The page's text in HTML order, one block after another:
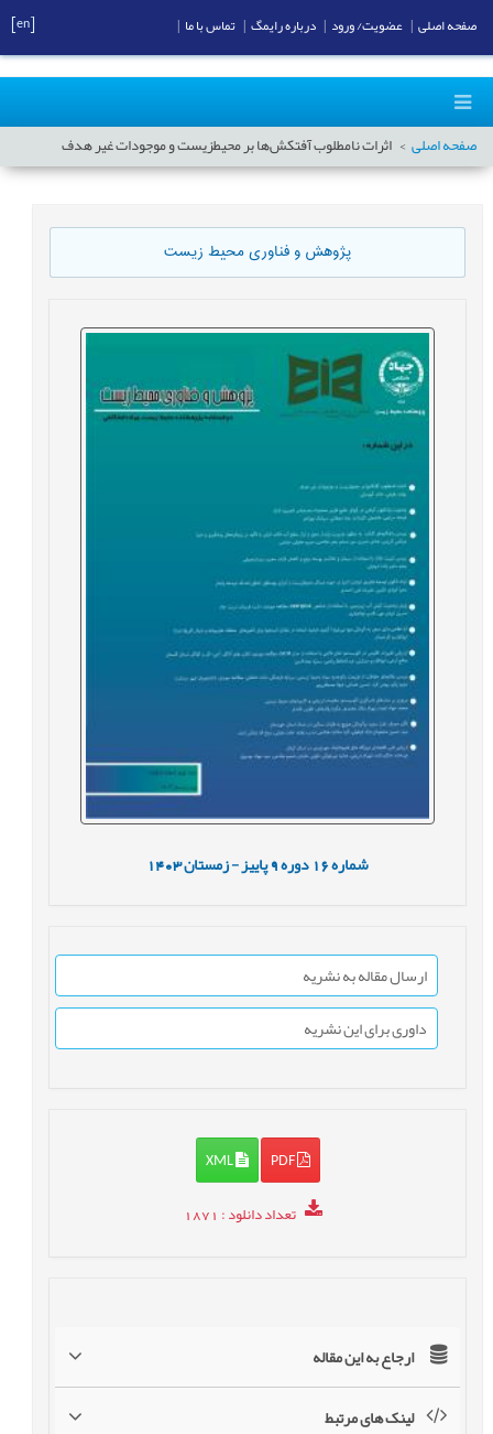
صفحه اصلی اثرات نامطلوب آفتکش‌ها بر محیطزیست و موجودات غیر هدف
پژوهش و فناوری محیط زیست
شماره16 دوره9 پاییز - زمستان1403
ارسال مقاله به نشریه
داوری برای این نشریه
PDF
XML
تعداد دانلود: 1871
ارجاع به این مقاله
لینک های مرتبط
صفحه اصلی عضویت/ ورود درباره رایمگ تماس با ما